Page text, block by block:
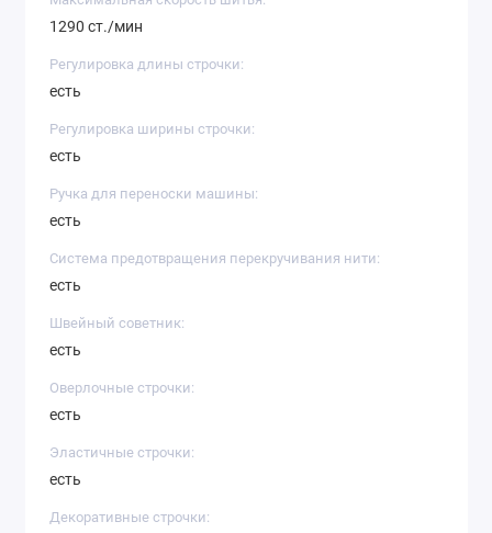
1290 ст./мин
Регулировка длины строчки:
есть
Регулировка ширины строчки:
есть
Ручка для переноски машины:
есть
Система предотвращения перекручивания нити:
есть
Швейный советник:
есть
Оверлочные строчки:
есть
Эластичные строчки:
есть
Декоративные строчки: